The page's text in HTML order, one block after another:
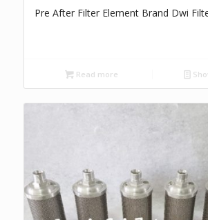
Pre After Filter Element Brand Dwi
Read more